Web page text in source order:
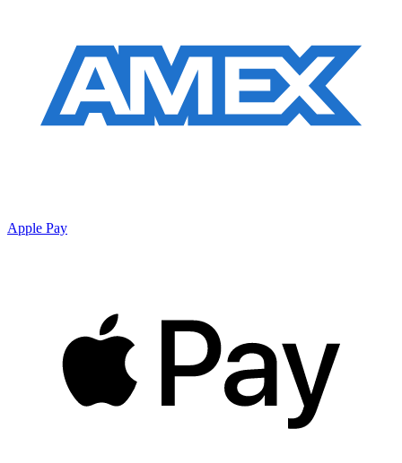
Apple Pay